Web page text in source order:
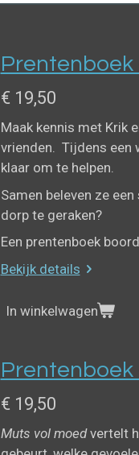
Prentenboek
€ 19,50
Maak kennis met Krik
vrienden. Tijdens een
klaar om te helpen.
Samen beleven ze
dorp te geraken?
Een prentenboek
Bekijk details
In winkelwagen
Prentenboek
€ 19,50
Muts vol moedvertelt